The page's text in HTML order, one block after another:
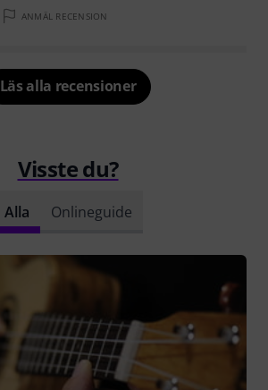
ANMÄL RECENSION
Läs alla recensioner
Visste du?
Alla Onlineguide